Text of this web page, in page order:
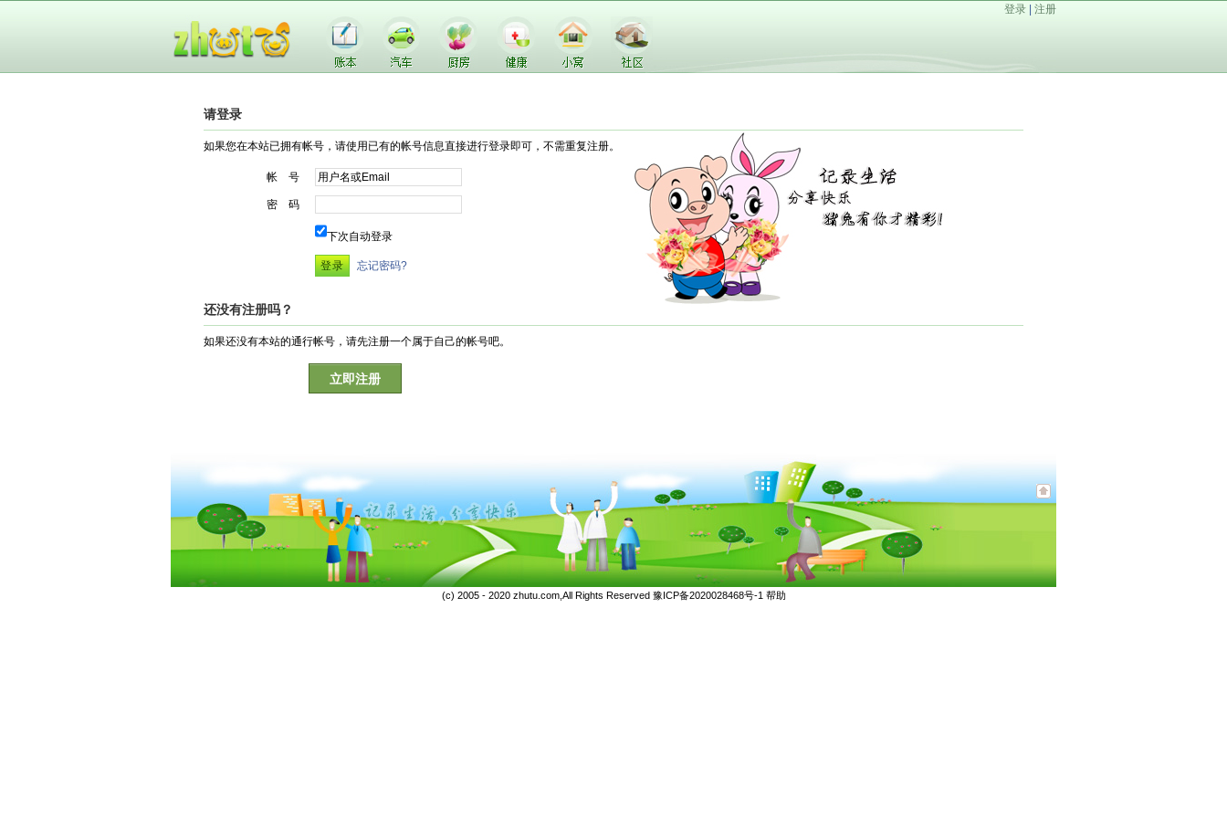
登录 注册
请登录
如果您在本站已拥有帐号，请使用已有的帐号信息直接进行登录即可，不需重复注册。
帐 号
密 码
下次自动登录
忘记密码?
还没有注册吗？
如果还没有本站的通行帐号，请先注册一个属于自己的帐号吧。
立即注册
(c) 2005 - 2020 zhutu.com,All Rights Reserved 豫ICP备2020028468号-1 帮助